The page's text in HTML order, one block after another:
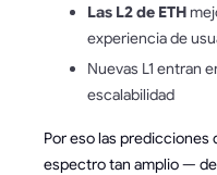
Las L2 de ETH
experiencia de
Nuevas L1 entran
escalabilidad
Por eso las predicciones
espectro tan amplio —